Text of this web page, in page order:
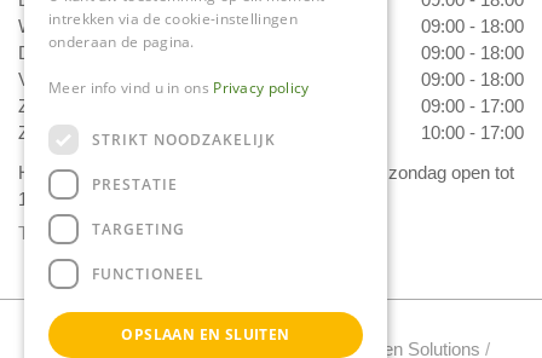
Woensdag
09:00 - 18:00
Donderdag
09:00 - 18:00
Vrijdag
09:00 - 18:00
Zaterdag
09:00 - 17:00
Zondag
10:00 - 17:00
Het 'Bloemetje van Daniëls' is van dinsdag t/m zondag open tot
17.00 uur!
Toon alle openingstijden
Tuincentrum Daniels Copyright 2022 /Green Solutions /
intrekken via de cookie-instellingen
onderaan de pagina.
Meer info vind u in ons Privacy policy
STRIKT NOODZAKELIJK
PRESTATIE
TARGETING
FUNCTIONEEL
OPSLAAN EN SLUITEN